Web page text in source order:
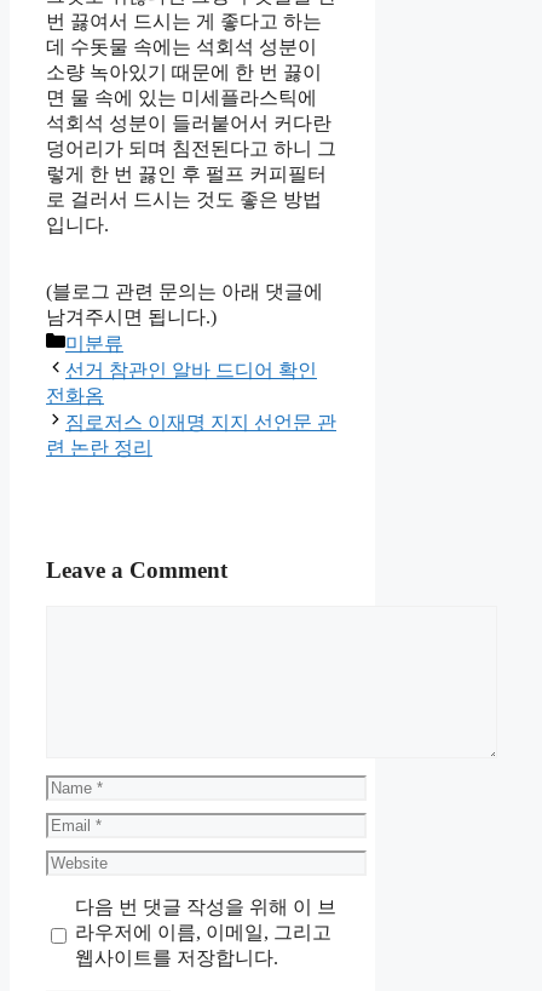
번 끓여서 드시는 게 좋다고 하는
데 수돗물 속에는 석회석 성분이
소량 녹아있기 때문에 한 번 끓이
면 물 속에 있는 미세플라스틱에
석회석 성분이 들러붙어서 커다란
덩어리가 되며 침전된다고 하니 그
렇게 한 번 끓인 후 펄프 커피필터
로 걸러서 드시는 것도 좋은 방법
입니다.
(블로그 관련 문의는 아래 댓글에
남겨주시면 됩니다.)
Categories
미분류
선거 참관인 알바 드디어 확인
전화옴
짐로저스 이재명 지지 선언문 관
련 논란 정리
Leave a Comment
Name
Email
Website
다음 번 댓글 작성을 위해 이 브
라우저에 이름, 이메일, 그리고
웹사이트를 저장합니다.